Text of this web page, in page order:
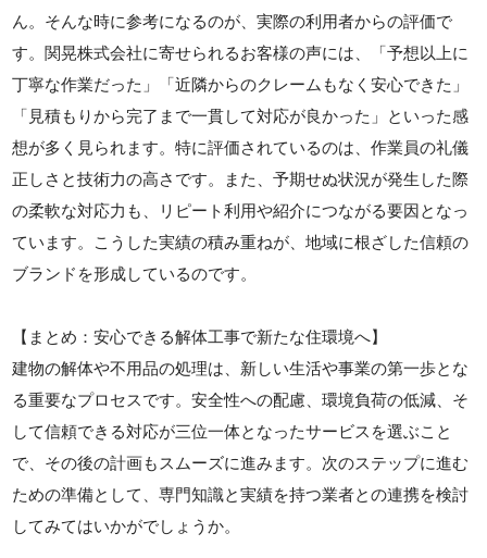
ん。そんな時に参考になるのが、実際の利用者からの評価で
す。関晃株式会社に寄せられるお客様の声には、「予想以上に
丁寧な作業だった」「近隣からのクレームもなく安心できた」
「見積もりから完了まで一貫して対応が良かった」といった感
想が多く見られます。特に評価されているのは、作業員の礼儀
正しさと技術力の高さです。また、予期せぬ状況が発生した際
の柔軟な対応力も、リピート利用や紹介につながる要因となっ
ています。こうした実績の積み重ねが、地域に根ざした信頼の
ブランドを形成しているのです。
【まとめ：安心できる解体工事で新たな住環境へ】
建物の解体や不用品の処理は、新しい生活や事業の第一歩とな
る重要なプロセスです。安全性への配慮、環境負荷の低減、そ
して信頼できる対応が三位一体となったサービスを選ぶこと
で、その後の計画もスムーズに進みます。次のステップに進む
ための準備として、専門知識と実績を持つ業者との連携を検討
してみてはいかがでしょうか。